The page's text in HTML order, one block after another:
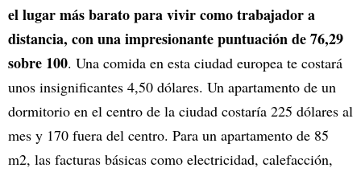
el lugar más barato para vivir como trabajador a
distancia, con una impresionante puntuación de 76,29
sobre 100. Una comida en esta ciudad europea te costará
unos insignificantes 4,50 dólares. Un apartamento de un
dormitorio en el centro de la ciudad costaría 225 dólares al
mes y 170 fuera del centro. Para un apartamento de 85
m2, las facturas básicas como electricidad, calefacción,